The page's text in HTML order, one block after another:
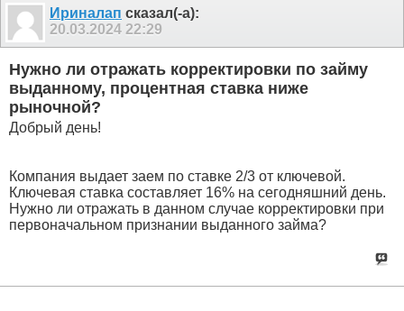
259 ₽
-10%
полгода
499
-15%
Отмена Оплатить
Ириналап сказал(-а):
20.03.2024 22:29
Нужно ли отражать корректировки по займу
выданному, процентная ставка ниже
рыночной?
Добрый день!
Компания выдает заем по ставке 2/3 от ключевой.
Ключевая ставка составляет 16% на сегодняшний день.
Нужно ли отражать в данном случае корректировки при
первоначальном признании выданного займа?